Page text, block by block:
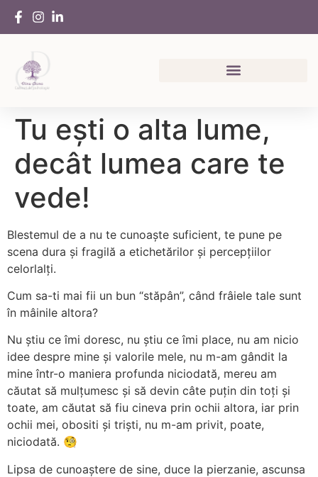
Tu ești o alta lume,
decât lumea care te
vede!
Blestemul de a nu te cunoaște suficient, te pune pe
scena dura și fragilă a etichetărilor și percepțiilor
celorlalți.
Cum sa-ti mai fii un bun “stăpân”, când frâiele tale sunt
în mâinile altora?
Nu știu ce îmi doresc, nu știu ce îmi place, nu am nicio
idee despre mine și valorile mele, nu m-am gândit la
mine într-o maniera profunda niciodată, mereu am
căutat să mulțumesc și să devin câte puțin din toți și
toate, am căutat să fiu cineva prin ochii altora, iar prin
ochii mei, obositi și triști, nu m-am privit, poate,
niciodată. 🧐
Lipsa de cunoaștere de sine, duce la pierzanie, ascunsa